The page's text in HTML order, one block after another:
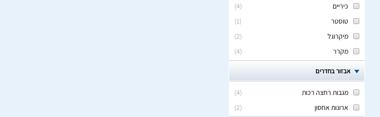
(
4
)
כיריים
(
1
)
טוסטר
(
2
)
מיקרוגל
(
4
) מקרר
אבזור בחדרים
(
4
)
מגבות רחצה רכות
(
2
) ארונות אחסון